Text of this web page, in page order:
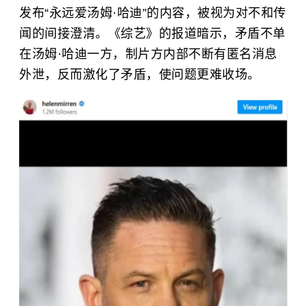
发布“永远爱汤姆·哈迪”的内容，被视为对不和传
闻的间接澄清。《综艺》的报道暗示，矛盾不单
在汤姆·哈迪一方，制片方内部不断有匿名消息
外泄，反而激化了矛盾，使问题更难收场。